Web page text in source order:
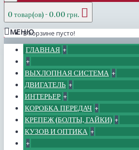
0 товар(ов) - 0.00 грн.
В корзине пусто!
МЕНЮ
ГЛАВНАЯ +
+
ВЫХЛОПНАЯ СИСТЕМА +
ДВИГАТЕЛЬ +
ИНТЕРЬЕР +
КОРОБКА ПЕРЕДАЧ +
КРЕПЕЖ (БОЛТЫ, ГАЙКИ) +
КУЗОВ И ОПТИКА +
+